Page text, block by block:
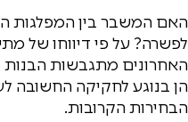
האם המשבר בין המפלגות
האחרונים מתגבשות הבנות
הן בנוגע לחקיקה החשובה
הבחירות הקרובות.